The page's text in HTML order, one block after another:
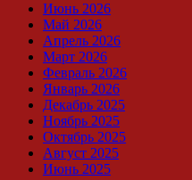
Июнь 2026
Май 2026
Апрель 2026
Март 2026
Февраль 2026
Январь 2026
Декабрь 2025
Ноябрь 2025
Октябрь 2025
Август 2025
Июнь 2025